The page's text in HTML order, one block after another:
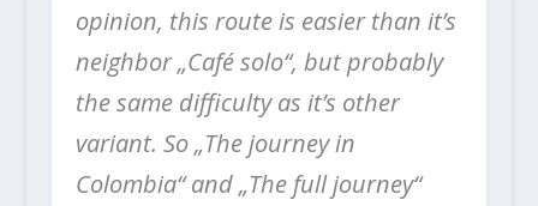
opinion, this route is easier than it’s
neighbor „Café solo“, but probably
the same difficulty as it’s other
variant. So „The journey in
Colombia“ and „The full journey“